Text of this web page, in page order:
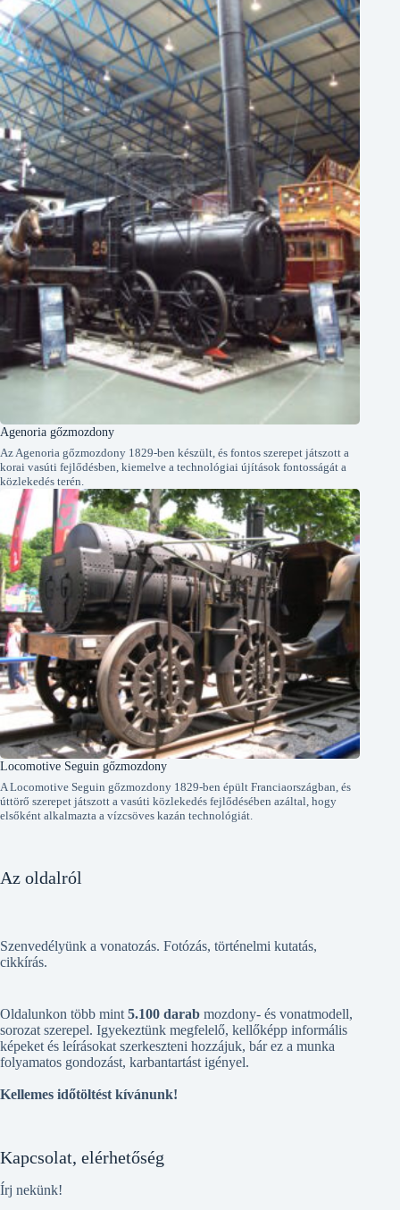
Agenoria gőzmozdony
Az Agenoria gőzmozdony 1829-ben készült, és fontos szerepet játszott a
korai vasúti fejlődésben, kiemelve a technológiai újítások fontosságát a
közlekedés terén.
Locomotive Seguin gőzmozdony
A Locomotive Seguin gőzmozdony 1829-ben épült Franciaországban, és
úttörő szerepet játszott a vasúti közlekedés fejlődésében azáltal, hogy
elsőként alkalmazta a vízcsöves kazán technológiát.
Az oldalról
Szenvedélyünk a vonatozás. Fotózás, történelmi kutatás,
cikkírás.
Oldalunkon több mint 5.100 darab mozdony- és vonatmodell,
sorozat szerepel. Igyekeztünk megfelelő, kellőképp informális
képeket és leírásokat szerkeszteni hozzájuk, bár ez a munka
folyamatos gondozást, karbantartást igényel.
Kellemes időtöltést kívánunk!
Kapcsolat, elérhetőség
Írj nekünk!